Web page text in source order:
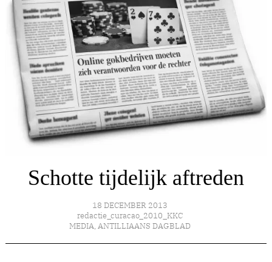
Schotte tijdelijk aftreden
18 DECEMBER 2013
redactie_curacao_2010_KKC
MEDIA, ANTILLIAANS DAGBLAD